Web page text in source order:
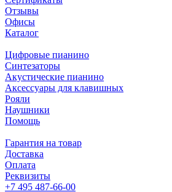
Отзывы
Офисы
Каталог
Цифровые пианино
Синтезаторы
Акустические пианино
Аксессуары для клавишных
Рояли
Наушники
Помощь
Гарантия на товар
Доставка
Оплата
Реквизиты
+7 495 487-66-00